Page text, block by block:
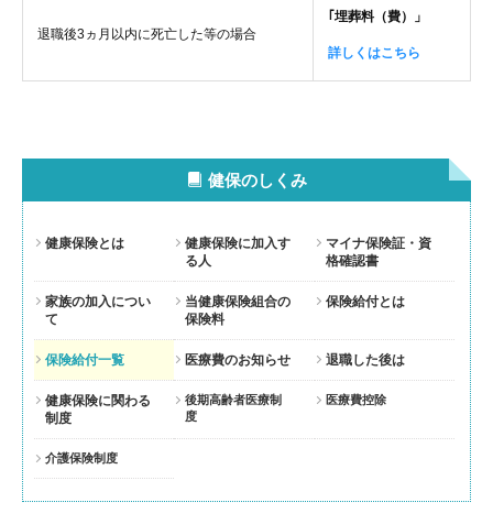
退職後3ヵ月以内に死亡した等の場合
｢埋葬料（費）」
詳しくはこちら
健保のしくみ
健康保険とは
健康保険に加入す
る人
マイナ保険証・資
格確認書
家族の加入につい
て
当健康保険組合の
保険料
保険給付とは
保険給付一覧 医療費のお知らせ 退職した後は
健康保険に関わる
制度
後期高齢者医療制
度
医療費控除
介護保険制度